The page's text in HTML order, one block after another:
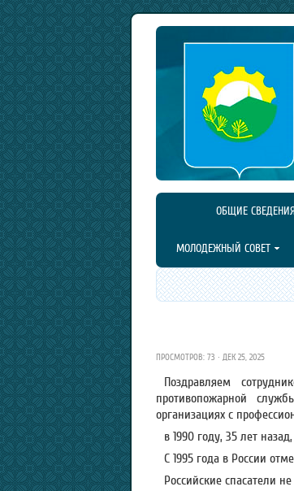
ОБЩИЕ СВЕДЕНИЯ
МОЛОДЕЖНЫЙ СОВЕТ
ПРОСМОТРОВ: 73 · ДЕК 25, 2025
Поздравляем
противопожарной
организациях с
в 1990 году, 35 лет
С 1995 года в России
Российские спасатели